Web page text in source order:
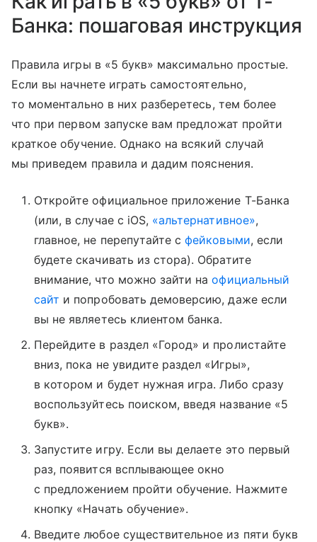
Банка: пошаговая инструкция
Правила игры в «5 букв» максимально простые.
Если вы начнете играть самостоятельно,
то моментально в них разберетесь, тем более
что при первом запуске вам предложат пройти
краткое обучение. Однако на всякий случай
мы приведем правила и дадим пояснения.
Откройте официальное приложение Т-Банка
(или, в случае с iOS, «альтернативное»,
главное, не перепутайте сфейковыми, если
будете скачивать из стора). Обратите
внимание, что можно зайти наофициальный
сайт и попробовать демоверсию, даже если
вы не являетесь клиентом банка.
Перейдите в раздел «Город» и пролистайте
вниз, пока не увидите раздел «Игры»,
в котором и будет нужная игра. Либо сразу
воспользуйтесь поиском, введя название «5
букв».
Запустите игру. Если вы делаете это первый
раз, появится всплывающее окно
с предложением пройти обучение. Нажмите
кнопку «Начать обучение».
Введите любое существительное из пяти букв